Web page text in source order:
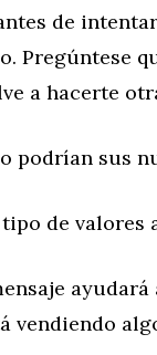
de
Pregúntese
a hacerte
sus
de valores
ayudará
vendiendo